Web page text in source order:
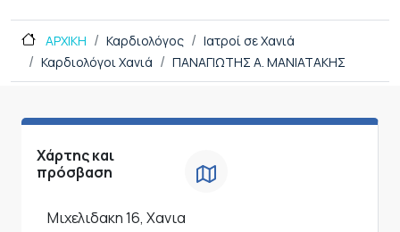
ΑΡΧΙΚΗ Καρδιολόγος
Ιατροί σε Χανιά
Καρδιολόγοι Χανιά
ΠΑΝΑΓΙΩΤΗΣ Α. ΜΑΝΙΑΤΑΚΗΣ
Χάρτης και
πρόσβαση
Μιχελιδακη 16, Χανια